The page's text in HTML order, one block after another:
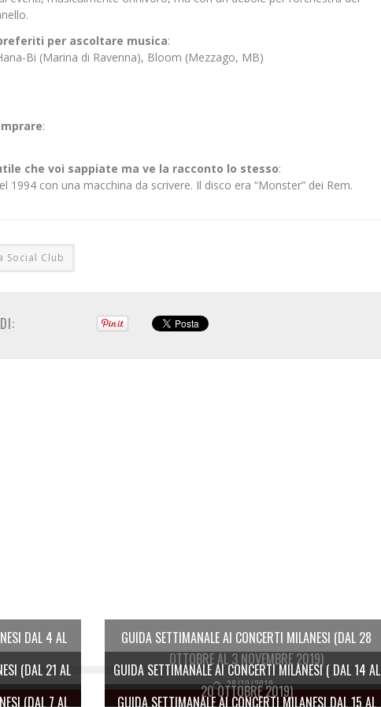
per ascoltare musica:
Bi (Marina di Ravenna), Bloom (Mezzago, MB)
:
che voi sappiate ma ve la racconto lo stesso:
1994 con una macchina da scrivere. Il disco era “Monster” dei Rem.
Social Club
DAL 4 AL
GUIDA SETTIMANALE AI CONCERTI MILANESI (DAL 28
OTTOBRE AL 3 NOVEMBRE 2019)
28/10/2019
(DAL 21 AL
GUIDA SETTIMANALE AI CONCERTI MILANESI ( DAL 14 AL
20 OTTOBRE 2019)
(DAL 7 AL GUIDA SETTIMANALE AI CONCERTI MILANESI DAL 15 AL